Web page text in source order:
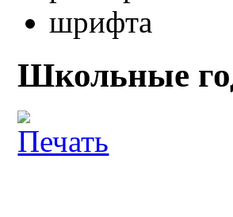
Школьные